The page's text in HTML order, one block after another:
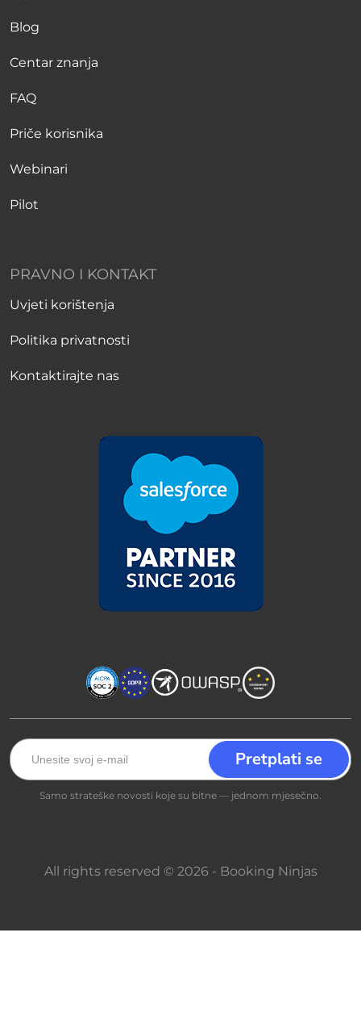
Blog
Centar znanja
FAQ
Priče korisnika
Webinari
Pilot
PRAVNO I KONTAKT
Uvjeti korištenja
Politika privatnosti
Kontaktirajte nas
Samo strateške novosti koje su bitne — jednom mjesečno.
All rights reserved © 2026 - Booking Ninjas